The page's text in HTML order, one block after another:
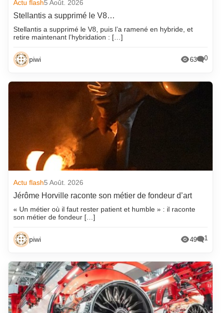
Actu flash5 Août. 2026
Stellantis a supprimé le V8…
Stellantis a supprimé le V8, puis l’a ramené en hybride, et
retire maintenant l’hybridation : […]
piwi 63 0
Actu flash5 Août. 2026
Jérôme Horville raconte son métier de fondeur d’art
« Un métier où il faut rester patient et humble » : il raconte
son métier de fondeur […]
piwi 49 1